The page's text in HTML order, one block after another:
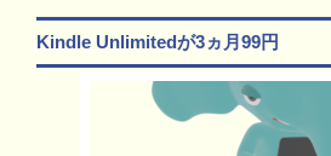
Kindle Unlimitedが3ヵ月99円